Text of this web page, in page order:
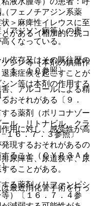
フェノチアジン系薬
＞麻痺性イレウスに至
がある（相加的に抗コ
シン等［本剤の鎮痛作
薬症候を起こすことが
ン等は本剤の作用する
。
る薬剤（ボリコナゾー
ル、リトナビル、クラ
１６．７．３参照〕
現するおそれがあるの
ること（ＣＹＰ３Ａ４
。
る薬剤（リファンピシ
）〔１６．７．４参
アジソン病等）の患
くなっている。
依存又はその既往歴の
１．１０参照〕。
、アルコールによる精
おそれがある〔９．
用に対し、感受性が高
尿障害、尿道狭窄、尿
ることがある。
最近消化管手術を行っ